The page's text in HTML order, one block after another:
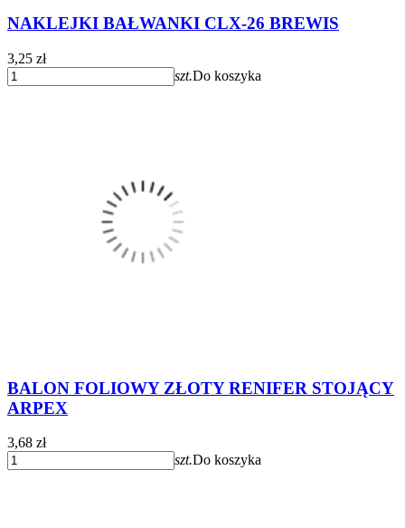
NAKLEJKI BAŁWANKI CLX-26 BREWIS
3,25 zł
szt.Do koszyka
BALON FOLIOWY ZŁOTY RENIFER STOJĄCY
ARPEX
3,68 zł
szt.Do koszyka